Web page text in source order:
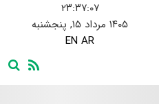
۲۳:۳۷:۰۸
۱۴۰۵ مرداد ۱۵, پنجشنبه
EN AR